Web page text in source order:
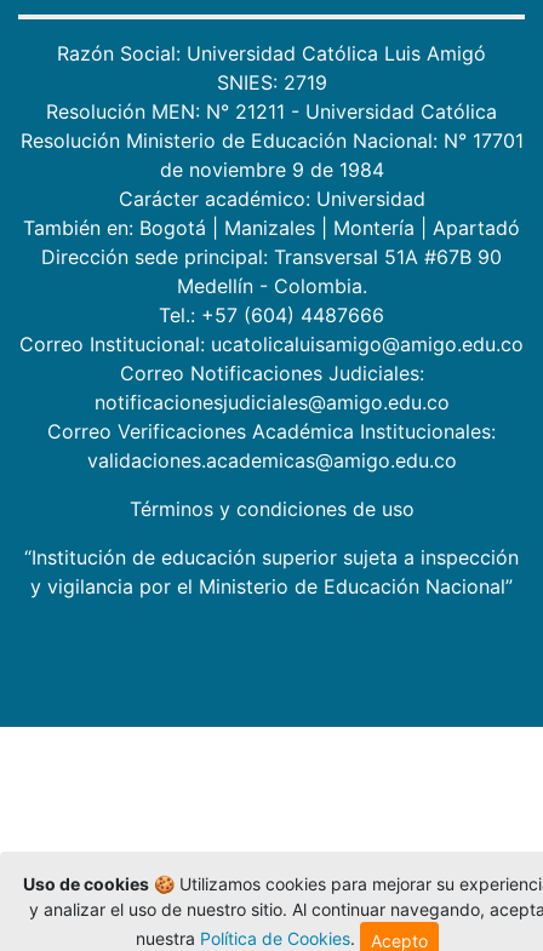
Razón Social: Universidad Católica Luis Amigó
SNIES: 2719
Resolución MEN: N° 21211 - Universidad Católica
Resolución Ministerio de Educación Nacional: N° 17701
de noviembre 9 de 1984
Carácter académico: Universidad
También en: Bogotá Manizales Montería
Apartadó
Dirección sede principal: Transversal 51A #67B 90
Medellín - Colombia.
Tel.: +57 (604) 4487666
Correo Institucional: ucatolicaluisamigo@amigo.edu.co
Correo Notificaciones Judiciales:
notificacionesjudiciales@amigo.edu.co
Correo Verificaciones Académica Institucionales:
validaciones.academicas@amigo.edu.co
Términos y condiciones de uso
“Institución de educación superior sujeta a inspección
y vigilancia por el Ministerio de Educación Nacional”
Uso de cookies 🍪 Utilizamos cookies para mejorar su
y analizar el uso de nuestro sitio. Al continuar navegando,
nuestra Política de Cookies. Acepto